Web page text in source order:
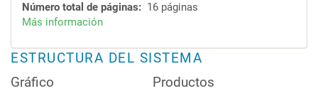
Número total de páginas
16 páginas
Más información
para
cubiertas
ESTRUCTURA DEL SISTEMA
Gráfico
Productos